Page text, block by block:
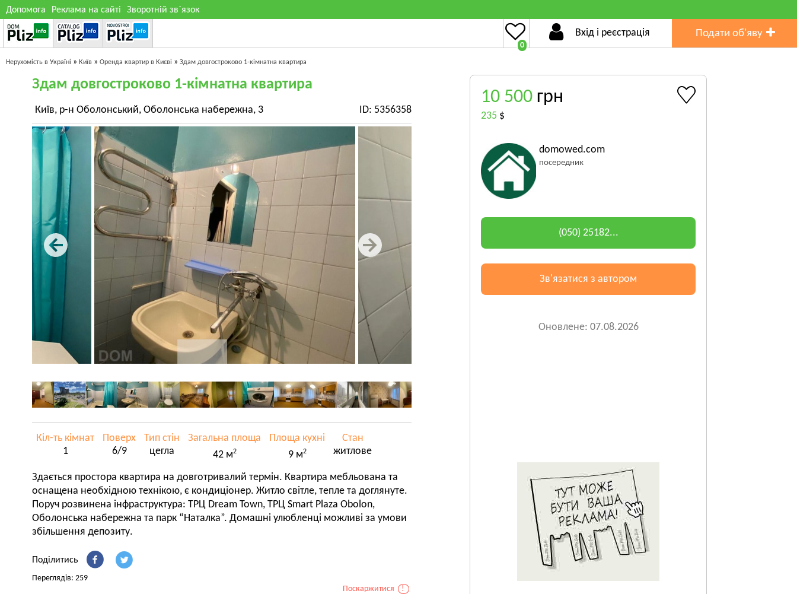
Допомога Реклама на сайті Зворотній зв`язок
0
Вхід і реєстрація Подати об'яву
Нерухомість в Україні » Київ » Оренда квартир в Києві » Здам довгостроково 1-кімнатна квартира
Здам довгостроково 1-кімнатна квартира
Київ, р-н Оболонський, Оболонська набережна, 3 ID: 5356358
Кіл-ть кімнат
1
Поверх
6/9
Тип стін
цегла
Загальна площа
42 м2
Площа кухні
9 м2
Стан
житлове
Здається простора квартира на довготривалий термін. Квартира мебльована та
оснащена необхідною технікою, є кондиціонер. Житло світле, тепле та доглянуте.
Поруч розвинена інфраструктура: ТРЦ Dream Town, ТРЦ Smart Plaza Obolon,
Оболонська набережна та парк “Наталка”. Домашні улюбленці можливі за умови
збільшення депозиту.
Поділитись
Переглядів: 259
Поскаржитися
!
10 500 грн
235 $
domowed.com
посередник
(050) 25182...
Зв'язатися з автором
Оновлене: 07.08.2026